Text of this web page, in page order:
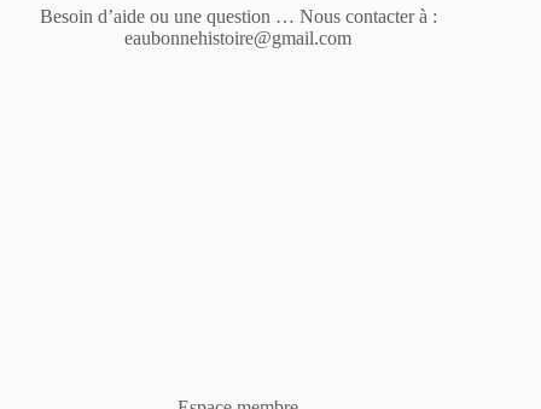
Besoin d’aide ou une question … Nous contacter à :
eaubonnehistoire@gmail.com